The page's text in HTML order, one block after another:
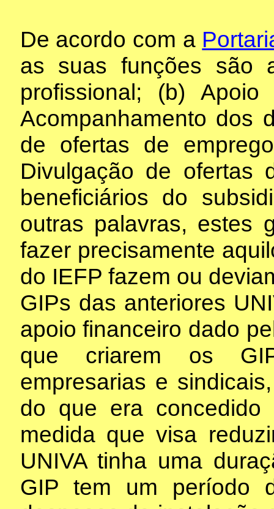
De acordo com a
as suas funções são
profissional; (b)
Acompanhamento dos
de ofertas de
Divulgação de ofertas
beneficiários do
outras palavras, estes
fazer precisamente
do IEFP fazem ou
GIPs das anteriores
apoio financeiro dado
que criarem os
empresarias e
do que era
medida que visa
UNIVA tinha uma
GIP tem um período